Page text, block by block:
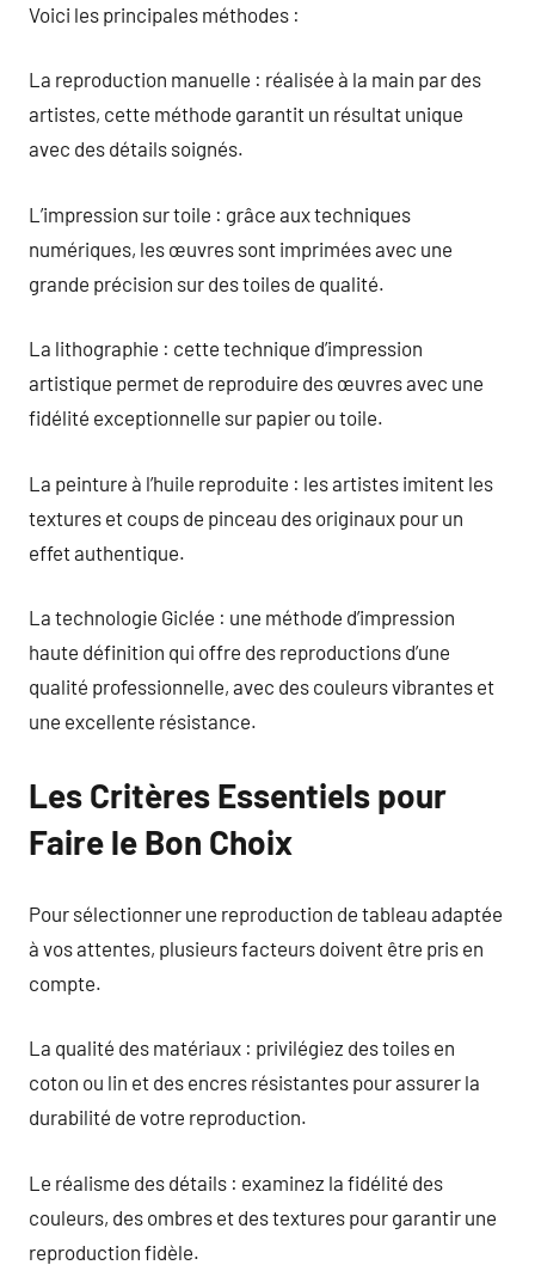
Voici les principales méthodes :
La reproduction manuelle : réalisée à la main par des
artistes, cette méthode garantit un résultat unique
avec des détails soignés.
L’impression sur toile : grâce aux techniques
numériques, les œuvres sont imprimées avec une
grande précision sur des toiles de qualité.
La lithographie : cette technique d’impression
artistique permet de reproduire des œuvres avec une
fidélité exceptionnelle sur papier ou toile.
La peinture à l’huile reproduite : les artistes imitent les
textures et coups de pinceau des originaux pour un
effet authentique.
La technologie Giclée : une méthode d’impression
haute définition qui offre des reproductions d’une
qualité professionnelle, avec des couleurs vibrantes et
une excellente résistance.
Les Critères Essentiels pour
Faire le Bon Choix
Pour sélectionner une reproduction de tableau adaptée
à vos attentes, plusieurs facteurs doivent être pris en
compte.
La qualité des matériaux : privilégiez des toiles en
coton ou lin et des encres résistantes pour assurer la
durabilité de votre reproduction.
Le réalisme des détails : examinez la fidélité des
couleurs, des ombres et des textures pour garantir une
reproduction fidèle.